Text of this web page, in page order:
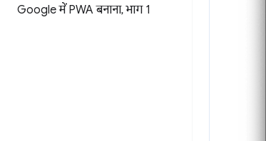
Google में PWA बनाना,भाग 1